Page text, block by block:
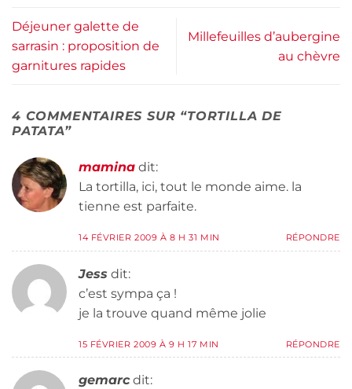
Déjeuner galette de
sarrasin : proposition de
garnitures rapides
Millefeuilles d’aubergine
au chèvre
4 COMMENTAIRES SUR “TORTILLA DE
PATATA”
mamina dit:
La tortilla, ici, tout le monde aime. la
tienne est parfaite.
14 FÉVRIER 2009 À 8 H 31 MIN RÉPONDRE
Jess dit:
c’est sympa ça !
je la trouve quand même jolie
15 FÉVRIER 2009 À 9 H 17 MIN RÉPONDRE
gemarc dit: